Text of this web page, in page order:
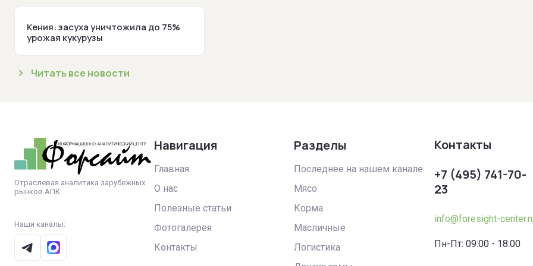
Кения: засуха уничтожила до 75%
урожая кукурузы
Читать все новости
Отраслевая аналитика зарубежных
рынков АПК
Наши каналы:
Навигация
Главная
О нас
Полезные статьи
Фотогалерея
Контакты
Разделы
Последнее на нашем канале
Мясо
Корма
Масличные
Логистика
Контакты
+7 (495) 741-70-
23
info@foresight-
Пн-Пт: 09:00 - 18:00